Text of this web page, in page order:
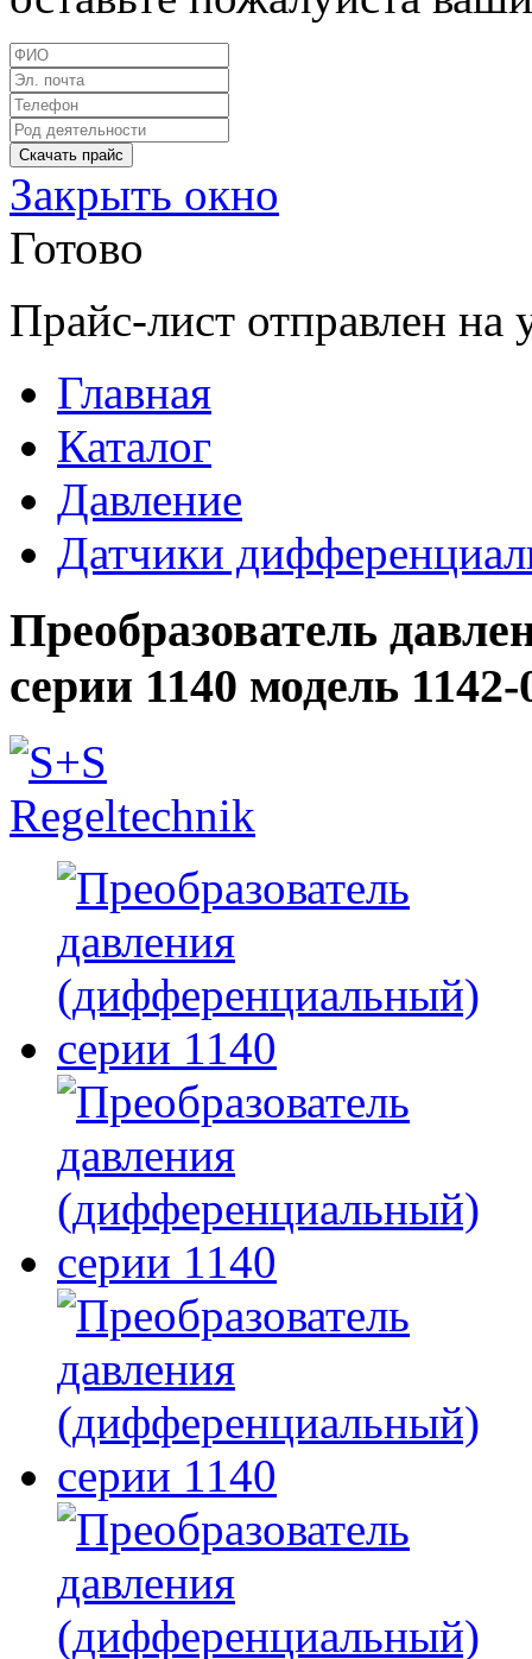
Закрыть окно
Готово
Прайс-лист отправлен
Главная
Каталог
Давление
Датчики
Преобразователь
серии 1140 модель 1142-